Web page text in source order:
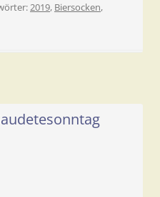
2019, Biersocken,